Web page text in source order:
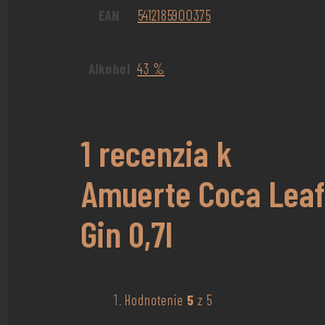
EAN 5412185900375
Alkohol 43 %
1 recenzia k
Amuerte Coca Leaf
Gin 0,7l
Hodnotenie 5 z 5